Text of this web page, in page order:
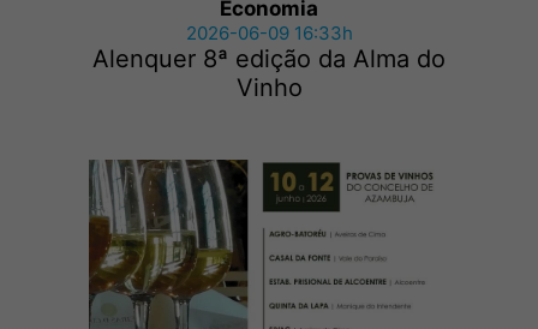
Economia
2026-06-09 16:33h
Alenquer 8ª edição da Alma do
Vinho